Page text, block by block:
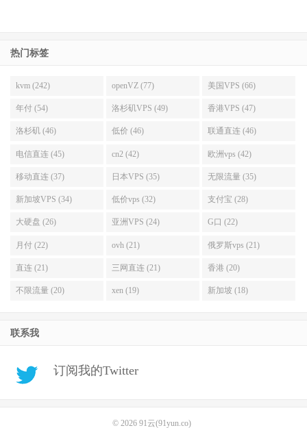
热门标签
kvm (242) openVZ (77) 美国VPS (66)
年付 (54) 洛杉矶VPS (49) 香港VPS (47)
洛杉矶 (46) 低价 (46) 联通直连 (46)
电信直连 (45) cn2 (42) 欧洲vps (42)
移动直连 (37) 日本VPS (35) 无限流量 (35)
新加坡VPS (34) 低价vps (32) 支付宝 (28)
大硬盘 (26) 亚洲VPS (24) G口 (22)
月付 (22) ovh (21) 俄罗斯vps (21)
直连 (21) 三网直连 (21) 香港 (20)
不限流量 (20) xen (19) 新加坡 (18)
联系我
订阅我的Twitter
© 2026 91云(91yun.co)